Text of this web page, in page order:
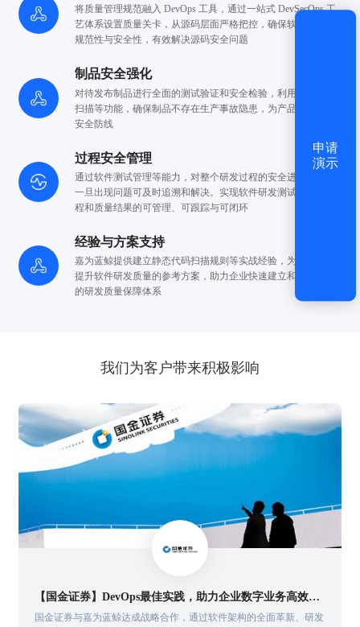
将质量管理规范融入 DevOps 工具，通过一站式 DevSecOps 工
艺体系设置质量关卡，从源码层面严格把控，确保软件研发的
规范性与安全性，有效解决源码安全问题
制品安全强化
对待发布制品进行全面的测试验证和安全检验，利用制品安全
扫描等功能，确保制品不存在生产事故隐患，为产品上线筑牢
安全防线
过程安全管理
通过软件测试管理等能力，对整个研发过程的安全进行监控，
一旦出现问题可及时追溯和解决。实现软件研发测试
程和质量结果的可管理、可跟踪与可闭环
经验与方案支持
嘉为蓝鲸提供建立静态代码扫描规则等实战经验，为企业
提升软件研发质量的参考方案，助力企业快速建立和完善自身
的研发质量保障体系
我们为客户带来积极影响
为快速推进敏捷方法在民生证券的进一步落地推广和成熟应用，日前
还没有账号？
申请
演示